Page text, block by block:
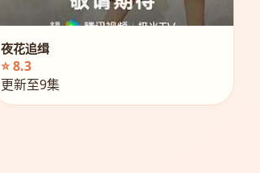
夜花追缉
⭐ 8.3
更新至9集